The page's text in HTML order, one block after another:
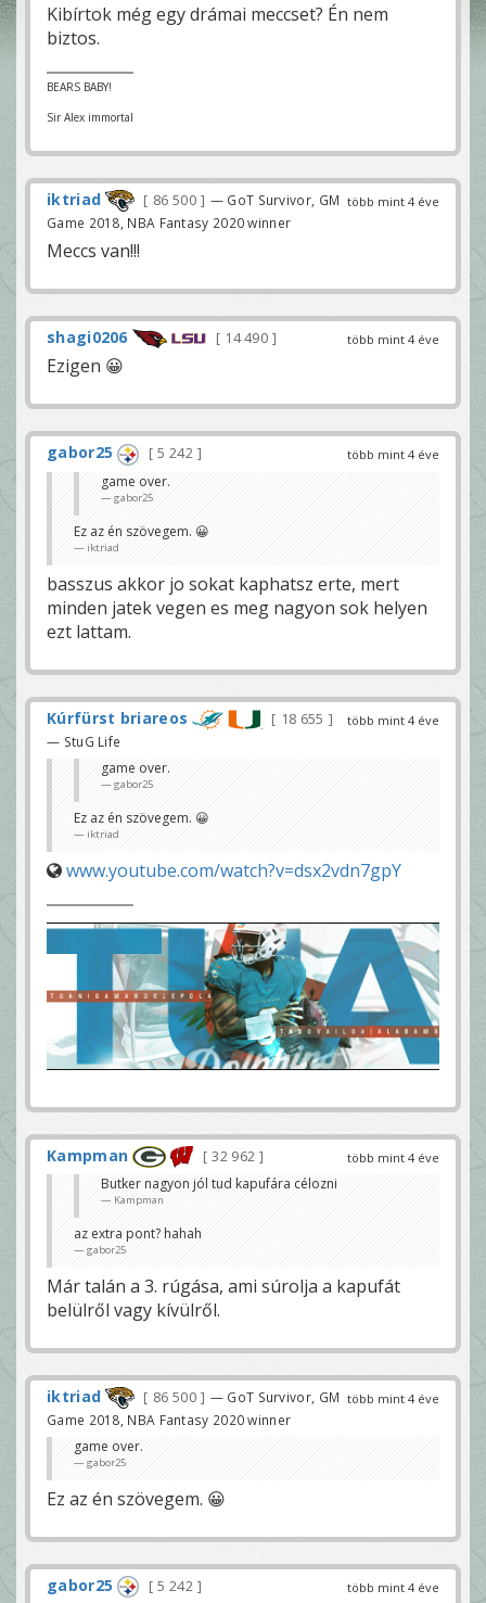
Kibírtok még egy drámai meccset? Én nem
biztos.
BEARS BABY!
Sir Alex immortal
több mint 4 éve
iktriad 86 500
— GoT Survivor, GM
Game 2018, NBA Fantasy 2020 winner
Meccs van!!!
több mint 4 éve
shagi0206 14 490
Ezigen 😀
több mint 4 éve
gabor25
5 242
game over.
gabor25
Ez az én szövegem. 😀
iktriad
basszus akkor jo sokat kaphatsz erte, mert
minden jatek vegen es meg nagyon sok helyen
ezt lattam.
több mint 4 éve
Kúrfürst briareos 18 655
— StuG Life
game over.
gabor25
Ez az én szövegem. 😀
iktriad
www.youtube.com/watch?v=dsx2vdn7gpY
több mint 4 éve
Kampman
32 962
Butker nagyon jól tud kapufára célozni
Kampman
az extra pont? hahah
gabor25
Már talán a 3. rúgása, ami súrolja a kapufát
belülről vagy kívülről.
több mint 4 éve
iktriad 86 500
— GoT Survivor, GM
Game 2018, NBA Fantasy 2020 winner
game over.
gabor25
Ez az én szövegem. 😀
több mint 4 éve
gabor25
5 242